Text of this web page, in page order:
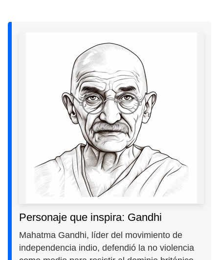
Personaje que inspira: Gandhi
Mahatma Gandhi, líder del movimiento de
independencia indio, defendió la no violencia